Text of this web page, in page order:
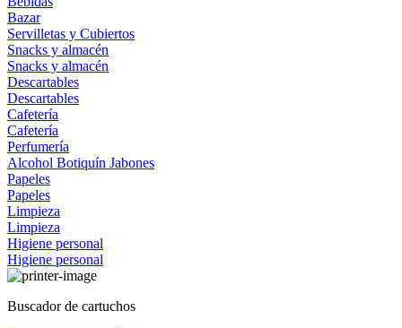
Bazar
Servilletas y Cubiertos
Snacks y almacén
Snacks y almacén
Descartables
Descartables
Cafetería
Cafetería
Perfumería
Alcohol Botiquín Jabones
Papeles
Papeles
Limpieza
Limpieza
Higiene personal
Higiene personal
Buscador de cartuchos